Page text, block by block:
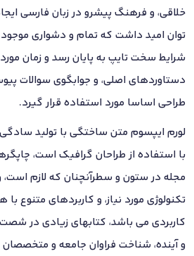
خلاقی، و فرهنگ پیشرو در زبان فارسی
توان امید داشت که تمام و دشواری موجود
شرایط سخت تایپ به پایان رسد و زمان
دستاوردهای اصلی، و جوابگوی سوالات
طراحی اساسا مورد استفاده قرار گیرد.
لورم ایپسوم متن ساختگی با تولید
با استفاده از طراحان گرافیک است،
مجله در ستون و سطرآنچنان که لازم است،
تکنولوژی مورد نیاز، و کاربردهای متنوع
کاربردی می باشد، کتابهای زیادی در
و آینده، شناخت فراوان جامعه و متخصصان